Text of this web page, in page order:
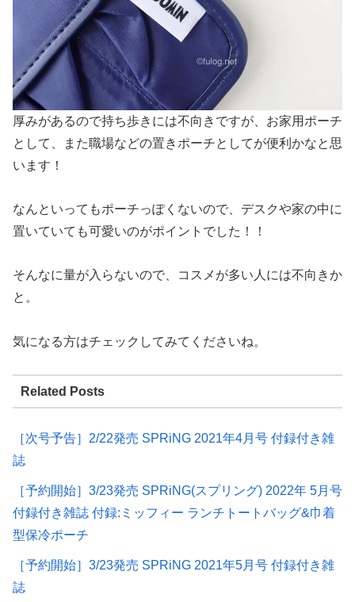
厚みがあるので持ち歩きには不向きですが、お家用ポーチ
として、また職場などの置きポーチとしてが便利かなと思
います！
なんといってもポーチっぽくないので、デスクや家の中に
置いていても可愛いのがポイントでした！！
そんなに量が入らないので、コスメが多い人には不向きか
と。
気になる方はチェックしてみてくださいね。
Related Posts
［次号予告］2/22発売 SPRiNG 2021年4月号 付録付き雑
誌
［予約開始］3/23発売 SPRiNG(スプリング) 2022年 5月号
付録付き雑誌 付録:ミッフィー ランチトートバッグ&巾着
型保冷ポーチ
［予約開始］3/23発売 SPRiNG 2021年5月号 付録付き雑
誌